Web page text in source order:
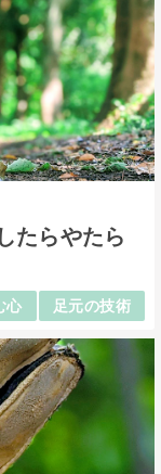
たらやたら
心 足元の技術